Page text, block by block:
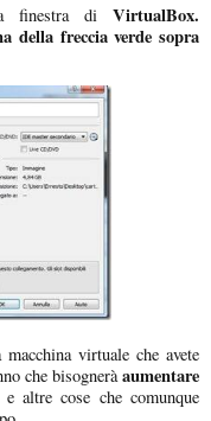
finestra diVirtualBox.
della freccia verde sopra
macchina virtuale che avete
che bisognerà aumentare
e altre cose che comunque